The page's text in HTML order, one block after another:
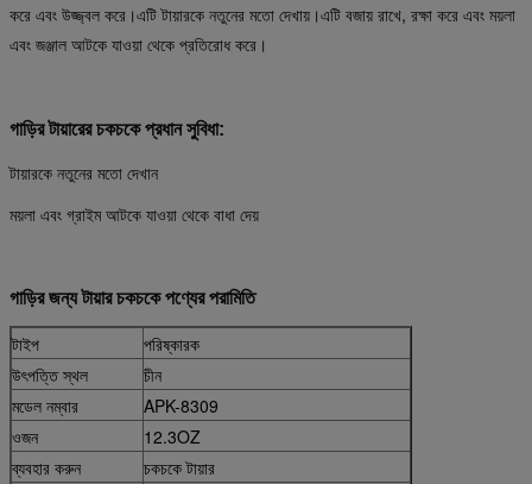
করে এবং উজ্জ্বল করে।এটি টায়ারকে নতুনের মতো দেখায়।এটি বজায় রাখে, রক্ষা করে এবং ময়লা
এবং জঞ্জাল আটকে যাওয়া থেকে প্রতিরোধ করে।
গাড়ির টায়ারের চকচকে প্রধান সুবিধা:
টায়ারকে নতুনের মতো দেখান
ময়লা এবং গ্রাইম আটকে যাওয়া থেকে বাধা দেয়
গাড়ির জন্য টায়ার চকচকে পণ্যের পরামিতি
টাইপ
পরিষ্কারক
উৎপত্তি স্থল
চীন
মডেল নম্বার
APK-8309
ওজন
12.3OZ
ব্যবহার করুন
চকচকে টায়ার